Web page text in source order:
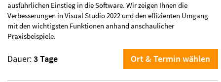
ausführlichen Einstieg in die Software. Wir zeigen Ihnen die
Verbesserungen in Visual Studio 2022 und den effizienten Umgang
mit den wichtigsten Funktionen anhand anschaulicher
Praxisbeispiele.
Dauer:3 Tage Ort & Termin wählen